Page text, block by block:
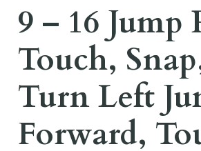
9 – 16 Jump
Touch,
Turn Left
Forward,